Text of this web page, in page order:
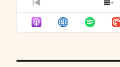
PREVIOUS
EPISODE